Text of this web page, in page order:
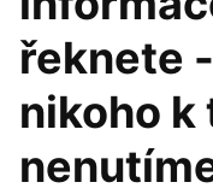
řeknete
nikoho k